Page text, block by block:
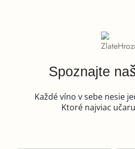
Spoznajte
Každé víno v sebe nesie
Ktoré najviac